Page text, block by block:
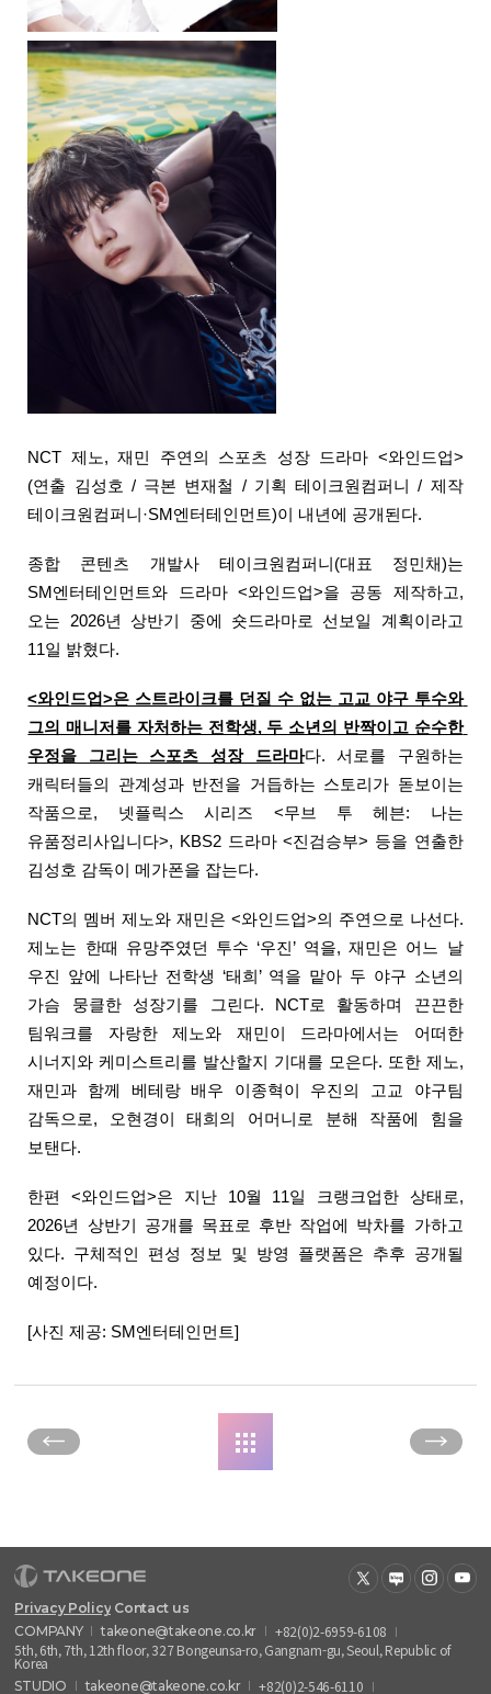
NCT 제노, 재민 주연의 스포츠 성장 드라마 <와인드업>
(연출 김성호 / 극본 변재철 / 기획 테이크원컴퍼니 / 제작
테이크원컴퍼니·SM엔터테인먼트)이 내년에 공개된다.
종합 콘텐츠 개발사 테이크원컴퍼니(대표 정민채)는
SM엔터테인먼트와 드라마 <와인드업>을 공동 제작하고,
오는 2026년 상반기 중에 숏드라마로 선보일 계획이라고
11일 밝혔다.
<와인드업>은 스트라이크를 던질 수 없는 고교 야구 투수와
그의 매니저를 자처하는 전학생, 두 소년의 반짝이고 순수한
우정을 그리는 스포츠 성장 드라마다. 서로를 구원하는
캐릭터들의 관계성과 반전을 거듭하는 스토리가 돋보이는
작품으로, 넷플릭스 시리즈 <무브 투 헤븐: 나는
유품정리사입니다>, KBS2 드라마 <진검승부> 등을 연출한
김성호 감독이 메가폰을 잡는다.
NCT의 멤버 제노와 재민은 <와인드업>의 주연으로 나선다.
제노는 한때 유망주였던 투수 ‘우진’ 역을, 재민은 어느 날
우진 앞에 나타난 전학생 ‘태희’ 역을 맡아 두 야구 소년의
가슴 뭉클한 성장기를 그린다. NCT로 활동하며 끈끈한
팀워크를 자랑한 제노와 재민이 드라마에서는 어떠한
시너지와 케미스트리를 발산할지 기대를 모은다. 또한 제노,
재민과 함께 베테랑 배우 이종혁이 우진의 고교 야구팀
감독으로, 오현경이 태희의 어머니로 분해 작품에 힘을
보탠다.
한편 <와인드업>은 지난 10월 11일 크랭크업한 상태로,
2026년 상반기 공개를 목표로 후반 작업에 박차를 가하고
있다. 구체적인 편성 정보 및 방영 플랫폼은 추후 공개될
예정이다.
[사진 제공: SM엔터테인먼트]
Privacy Policy Contact us
COMPANY
takeone@takeone.co.kr
+82(0)2-6959-6108
5th, 6th, 7th, 12th floor, 327 Bongeunsa-ro, Gangnam-gu, Seoul, Republic of
Korea
STUDIO takeone@takeone.co.kr +82(0)2-546-6110